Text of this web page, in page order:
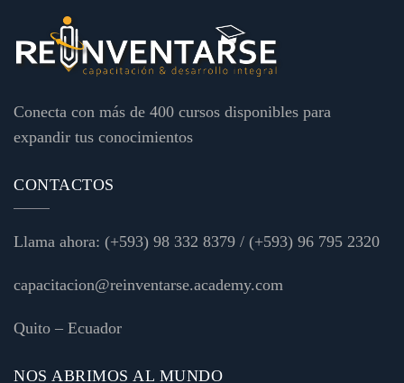
Conecta con más de 400 cursos disponibles para
expandir tus conocimientos
CONTACTOS
Llama ahora: (+593) 98 332 8379 / (+593) 96 795 2320
capacitacion@reinventarse.academy.com
Quito – Ecuador
NOS ABRIMOS AL MUNDO